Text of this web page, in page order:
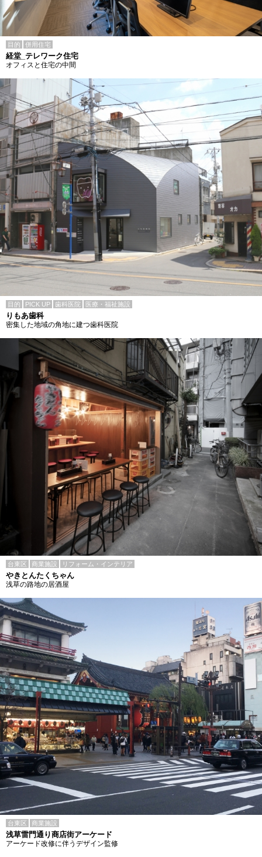
目的 併用住宅
経堂_テレワーク住宅
オフィスと住宅の中間
目的 PICK UP 歯科医院 医療・福祉施設
りもあ歯科
密集した地域の角地に建つ歯科医院
台東区 商業施設 リフォーム・インテリア
やきとんたくちゃん
浅草の路地の居酒屋
台東区 商業施設
浅草雷門通り商店街アーケード
アーケード改修に伴うデザイン監修